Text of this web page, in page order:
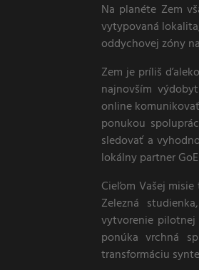
Na planéte Zem
vytypovaná
oddychovej zóny
Zem je príliš
najnovším
online
ponukou
sledovať a
lokálny partner
Cieľom Vašej
Zelezná
vytvorenie pilotnej
ponúka vrchná
transformáciu